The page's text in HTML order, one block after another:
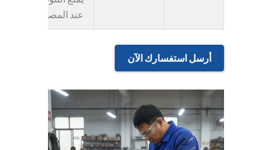
عند المصدر.
أرسل استفسارك الآن